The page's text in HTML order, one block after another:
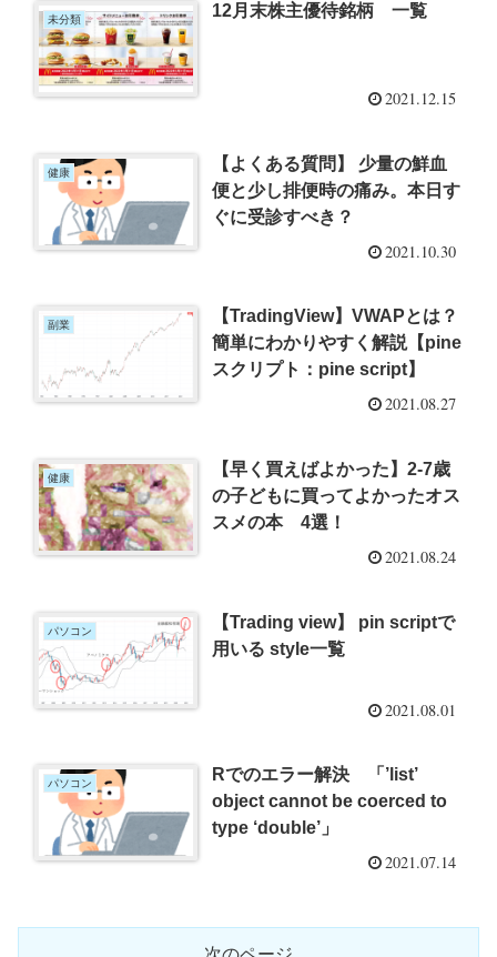
未分類 12月末株主優待銘柄 一覧
2021.12.15
健康
【よくある質問】 少量の鮮血
便と少し排便時の痛み。本日す
ぐに受診すべき？
2021.10.30
副業
【TradingView】VWAPとは？
簡単にわかりやすく解説【pine
スクリプト：pine script】
2021.08.27
健康
【早く買えばよかった】2-7歳
の子どもに買ってよかったオス
スメの本 4選！
2021.08.24
パソコン
【Trading view】 pin scriptで
用いる style一覧
2021.08.01
パソコン
Rでのエラー解決 「’list’
object cannot be coerced to
type ‘double’」
2021.07.14